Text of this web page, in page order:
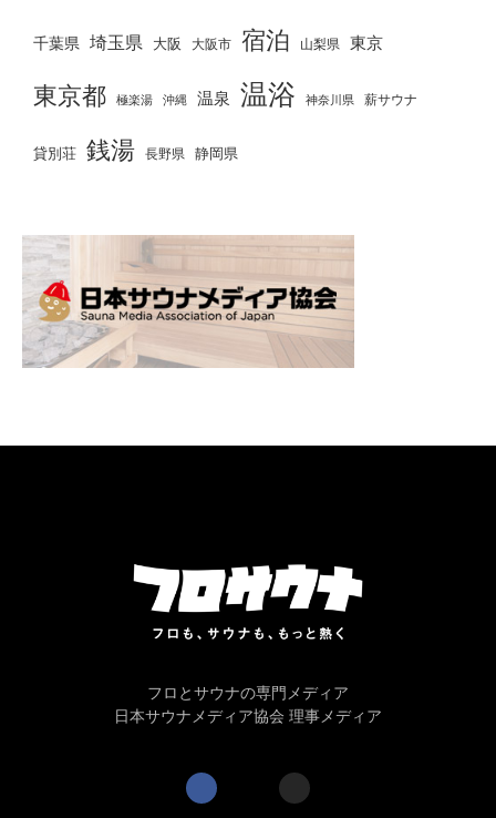
千葉県 埼玉県 大阪 大阪市 宿泊 山梨県 東京
東京都 極楽湯 沖縄 温泉 温浴 神奈川県 薪サウナ
貸別荘 銭湯 長野県 静岡県
フロとサウナの専門メディア
日本サウナメディア協会 理事メディア